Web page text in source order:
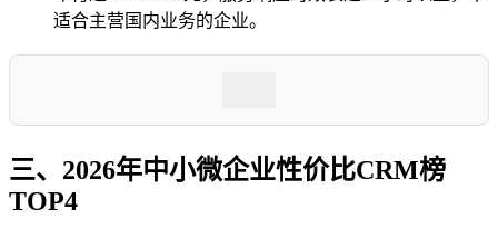
适合主营国内业务的企业。
三、2026年中小微企业性价比CRM榜
TOP4